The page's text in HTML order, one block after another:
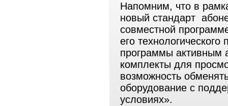
Напомним, что в
новый стандарт
совместной
его
программы активным
комплекты для
возможность
оборудование с
условиях».